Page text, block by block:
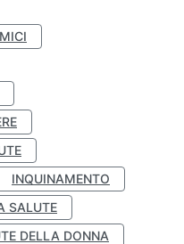
INQUINAMENTO
SALUTE
DELLA DONNA